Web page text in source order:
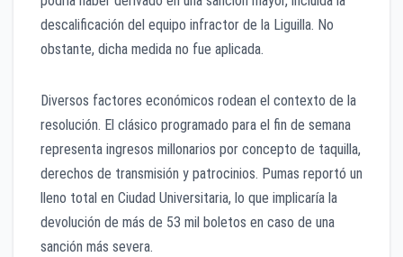
descalificación del equipo infractor de la Liguilla. No
obstante, dicha medida no fue aplicada.
Diversos factores económicos rodean el contexto de la
resolución. El clásico programado para el fin de semana
representa ingresos millonarios por concepto de taquilla,
derechos de transmisión y patrocinios. Pumas reportó un
lleno total en Ciudad Universitaria, lo que implicaría la
devolución de más de 53 mil boletos en caso de una
sanción más severa.